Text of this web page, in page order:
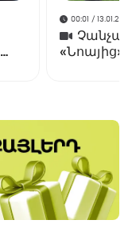
00:01 /
«Նոայից»